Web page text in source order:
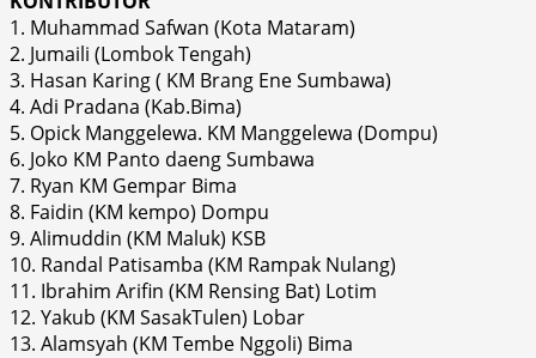
1. Muhammad Safwan (Kota Mataram)
2. Jumaili (Lombok Tengah)
3. Hasan Karing ( KM Brang Ene Sumbawa)
4. Adi Pradana (Kab.Bima)
5. Opick Manggelewa. KM Manggelewa (Dompu)
6. Joko KM Panto daeng Sumbawa
7. Ryan KM Gempar Bima
8. Faidin (KM kempo) Dompu
9. Alimuddin (KM Maluk) KSB
10. Randal Patisamba (KM Rampak Nulang)
11. Ibrahim Arifin (KM Rensing Bat) Lotim
12. Yakub (KM SasakTulen) Lobar
13. Alamsyah (KM Tembe Nggoli) Bima